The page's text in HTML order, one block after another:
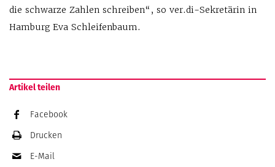
die schwarze Zahlen schreiben“, so ver.di-Sekre­tärin in
Hamburg Eva Schleifenbaum.
Artikel teilen
Facebook
Drucken
E-Mail